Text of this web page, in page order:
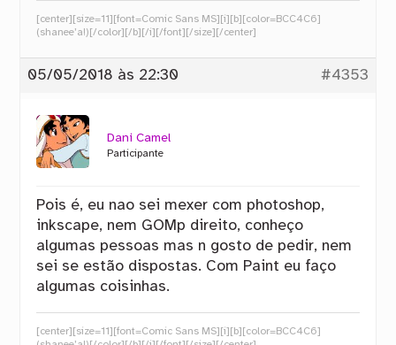
[center][size=11][font=Comic Sans MS][i][b][color=BCC4C6]
(shanee’a!)[/color][/b][/i][/font][/size][/center]
05/05/2018 às 22:30 #4353
Dani Camel
Participante
Pois é, eu nao sei mexer com photoshop,
inkscape, nem GOMp direito, conheço
algumas pessoas mas n gosto de pedir, nem
sei se estão dispostas. Com Paint eu faço
algumas coisinhas.
[center][size=11][font=Comic Sans MS][i][b][color=BCC4C6]